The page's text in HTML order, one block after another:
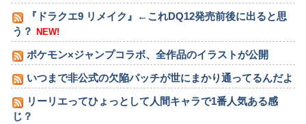
『ドラクエ9 リメイク』←これDQ12発売前後に出ると思
う？
NEW!
ポケモン×ジャンプコラボ、全作品のイラストが公開
いつまで非公式の欠陥パッチが世にまかり通ってるんだよ
リーリエってひょっとして人間キャラで1番人気ある感
じ？